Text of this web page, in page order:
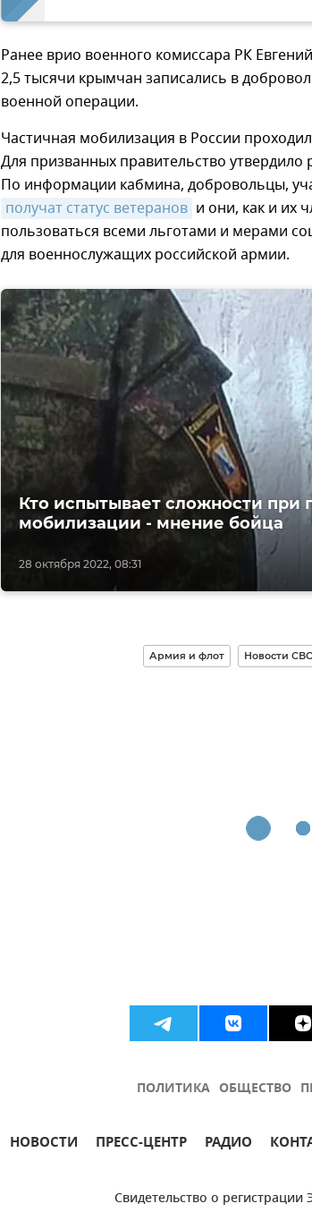
Ранее врио военного комиссара РК
2,5 тысячи крымчан записались в
военной операции.
Частичная мобилизация в России
Для призванных правительство
По информации кабмина, добровольцы,
получат статус ветеранов и они, как и их
пользоваться всеми льготами и мерами
для военнослужащих российской армии.
28 октября 2022, 08:31
Кто испытывает сложности при
мобилизации - мнение бойца
Армия и флот Новости
ПОЛИТИКА ОБЩЕСТВО
НОВОСТИ ПРЕСС-ЦЕНТР РАДИО
Свидетельство о